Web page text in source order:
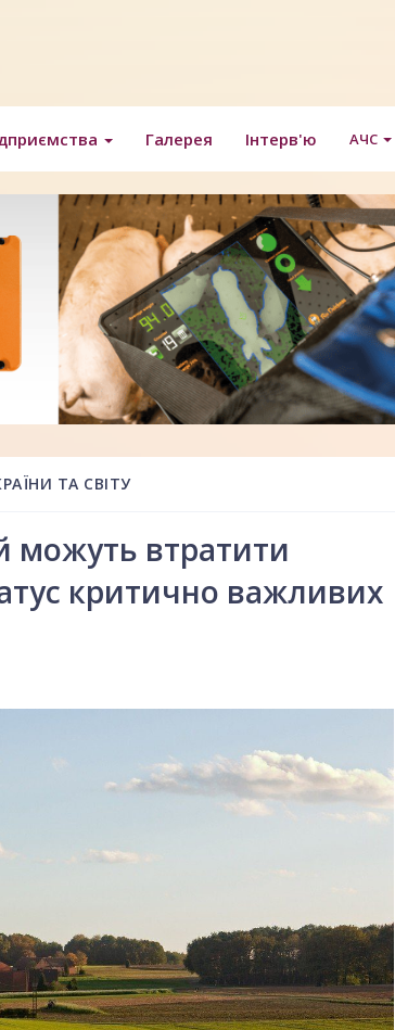
Галерея Інтерв'ю АЧС
ТА СВІТУ
можуть втратити
критично важливих